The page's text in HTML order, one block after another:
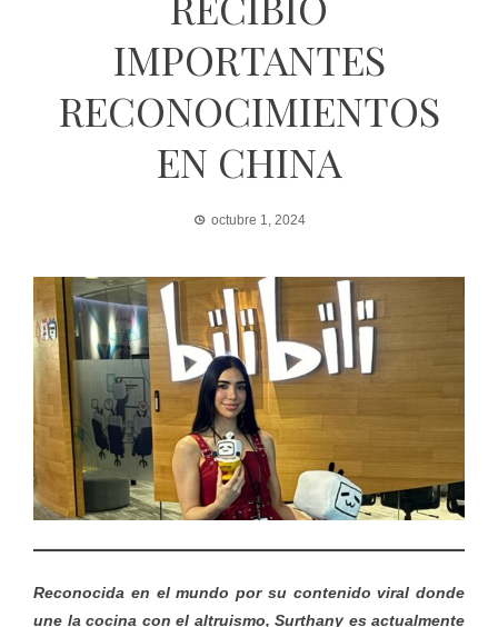
IMPORTANTES
RECONOCIMIENTOS
EN CHINA
octubre 1, 2024
Reconocida en el mundo por su contenido viral donde
une la cocina con el altruismo, Surthany es actualmente